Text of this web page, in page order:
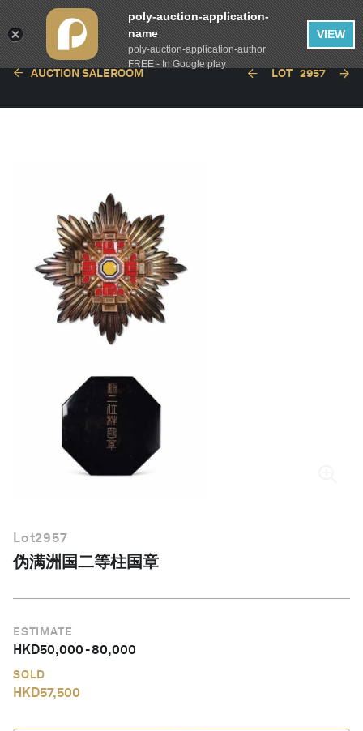
简体中文
AUCTION SALEROOM LOT 2957
Lot2957
伪满洲国二等柱国章
ESTIMATE
HKD50,000-80,000
SOLD
HKD57,500
poly-auction-application-
name
poly-auction-application-author
FREE - In Google play
VIEW